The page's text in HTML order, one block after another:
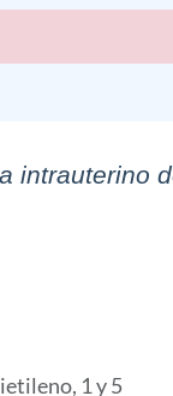
intrauterino
1 y 5